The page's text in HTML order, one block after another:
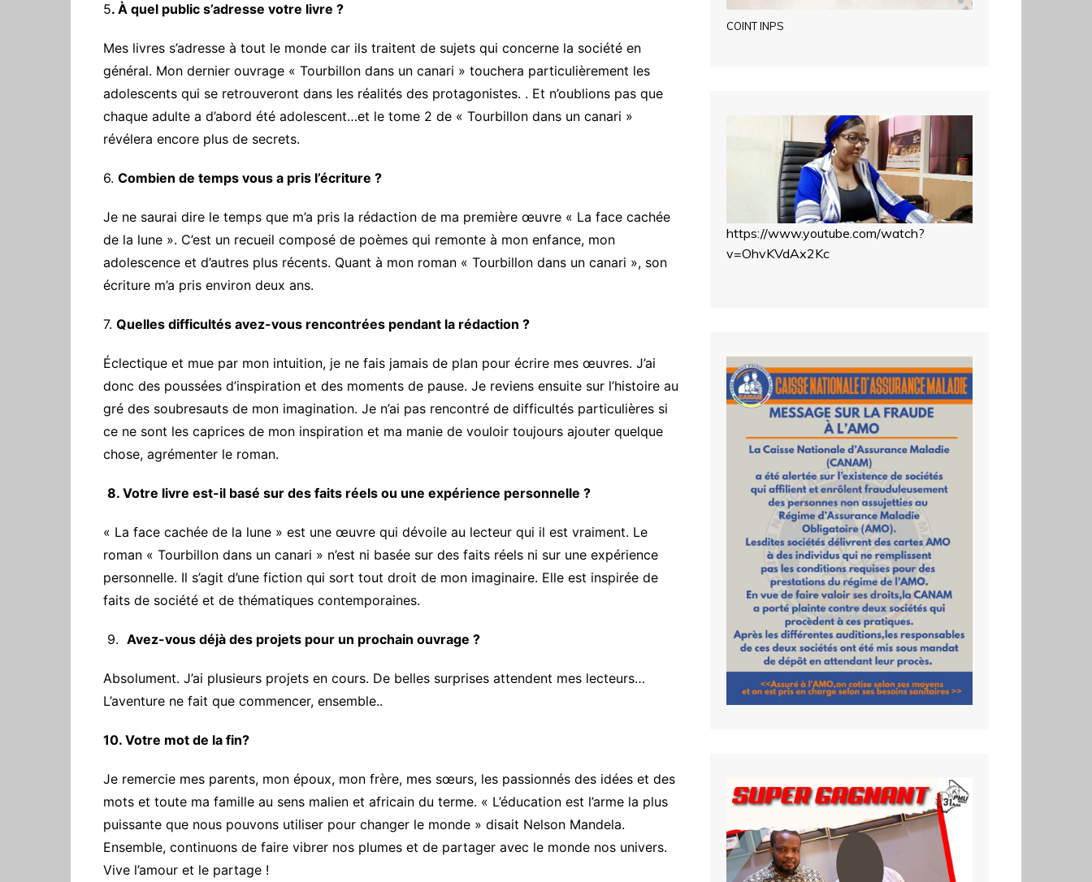
5. À quel public s’adresse votre livre ?
Mes livres s’adresse à tout le monde car ils traitent de sujets qui concerne la société en
général. Mon dernier ouvrage « Tourbillon dans un canari » touchera particulièrement les
adolescents qui se retrouveront dans les réalités des protagonistes. . Et n’oublions pas que
chaque adulte a d’abord été adolescent…et le tome 2 de « Tourbillon dans un canari »
révélera encore plus de secrets.
‎6. Combien de temps vous a pris l’écriture ?
‎Je ne saurai dire le temps que m’a pris la rédaction de ma première œuvre « La face cachée
de la lune ». C’est un recueil composé de poèmes qui remonte à mon enfance, mon
adolescence et d’autres plus récents. Quant à mon roman « Tourbillon dans un canari », son
écriture m’a pris environ deux ans.
7. Quelles difficultés avez-vous rencontrées pendant la rédaction ?
Éclectique et mue par mon intuition, je ne fais jamais de plan pour écrire mes œuvres. J’ai
donc des poussées d’inspiration et des moments de pause. Je reviens ensuite sur l’histoire au
gré des soubresauts de mon imagination. Je n’ai pas rencontré de difficultés particulières si
ce ne sont les caprices de mon inspiration et ma manie de vouloir toujours ajouter quelque
chose, agrémenter le roman.
8. Votre livre est-il basé sur des faits réels ou une expérience personnelle ?
« La face cachée de la lune » est une œuvre qui dévoile au lecteur qui il est vraiment. Le
roman « Tourbillon dans un canari » n’est ni basée sur des faits réels ni sur une expérience
personnelle. Il s’agit d’une fiction qui sort tout droit de mon imaginaire. Elle est inspirée de
faits de société et de thématiques contemporaines.
9. Avez-vous déjà des projets pour un prochain ouvrage ?
‎Absolument. J’ai plusieurs projets en cours. De belles surprises attendent mes lecteurs…
L’aventure ne fait que commencer, ensemble..
10. Votre mot de la fin?
Je remercie mes parents, mon époux, mon frère, mes sœurs, les passionnés des idées et des
mots et toute ma famille au sens malien et africain du terme. « L’éducation est l’arme la plus
puissante que nous pouvons utiliser pour changer le monde » disait Nelson Mandela.
Ensemble, continuons de faire vibrer nos plumes et de partager avec le monde nos univers.
Vive l’amour et le partage !
COINT INPS
https://www.youtube.com/watch?
v=OhvKVdAx2Kc